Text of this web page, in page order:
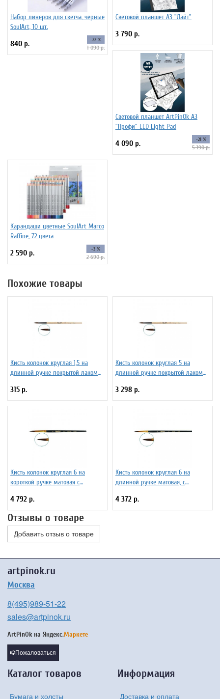
Набор линеров для скетча, черные
SoulArt, 10 шт.
840 р. -22 %
1 090 р.
Световой планшет А3 "Лайт"
3 790 р.
Световой планшет ArtPinOk А3
"Профи" LED Light Pad
4 090 р. -21 %
5 190 р.
Карандаши цветные SoulArt Marco
Raffine, 72 цвета
2 590 р. -3 %
2 690 р.
Похожие товары
Кисть колонок круглая 1,5 на
длинной ручке покрытой лаком
315 р.
Кисть колонок круглая 5 на
длинной ручке покрытой лаком
3 298 р.
Кисть колонок круглая 6 на
короткой ручке матовая с
ЖК1-06,05Ж
4 792 р.
Кисть колонок круглая 6 на
длинной ручке матовая, с
ЖК1-06,07Ж
4 372 р.
Отзывы о товаре
Добавить отзыв о товаре
artpinok.ru
Москва
8(495)989-51-22
sales@artpinok.ru
ArtPinOk на Яндекс.Маркете
Пожаловаться
Каталог товаров
Бумага и холсты
Информация
Доставка и оплата